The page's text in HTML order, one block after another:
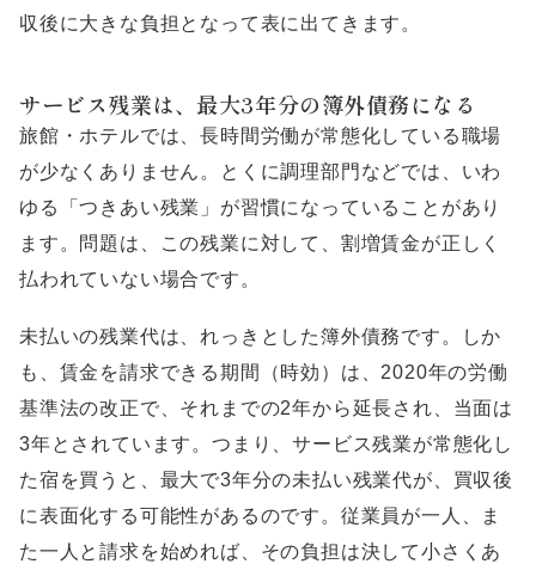
収後に大きな負担となって表に出てきます。
サービス残業は、最大3年分の簿外債務になる
旅館・ホテルでは、長時間労働が常態化している職場
が少なくありません。とくに調理部門などでは、いわ
ゆる「つきあい残業」が習慣になっていることがあり
ます。問題は、この残業に対して、割増賃金が正しく
払われていない場合です。
未払いの残業代は、れっきとした簿外債務です。しか
も、賃金を請求できる期間（時効）は、2020年の労働
基準法の改正で、それまでの2年から延長され、当面は
3年とされています。つまり、サービス残業が常態化し
た宿を買うと、最大で3年分の未払い残業代が、買収後
に表面化する可能性があるのです。従業員が一人、ま
た一人と請求を始めれば、その負担は決して小さくあ